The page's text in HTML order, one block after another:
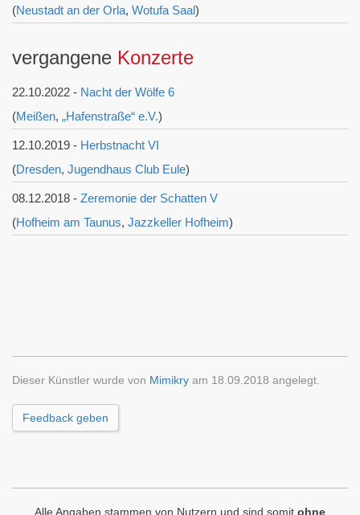
(Neustadt an der Orla, Wotufa Saal)
vergangene Konzerte
22.10.2022 - Nacht der Wölfe 6
(Meißen, „Hafenstraße“ e.V.)
12.10.2019 - Herbstnacht VI
(Dresden, Jugendhaus Club Eule)
08.12.2018 - Zeremonie der Schatten V
(Hofheim am Taunus, Jazzkeller Hofheim)
Dieser Künstler wurde von Mimikry am 18.09.2018 angelegt.
Feedback geben
Alle Angaben stammen von Nutzern und sind somit ohne